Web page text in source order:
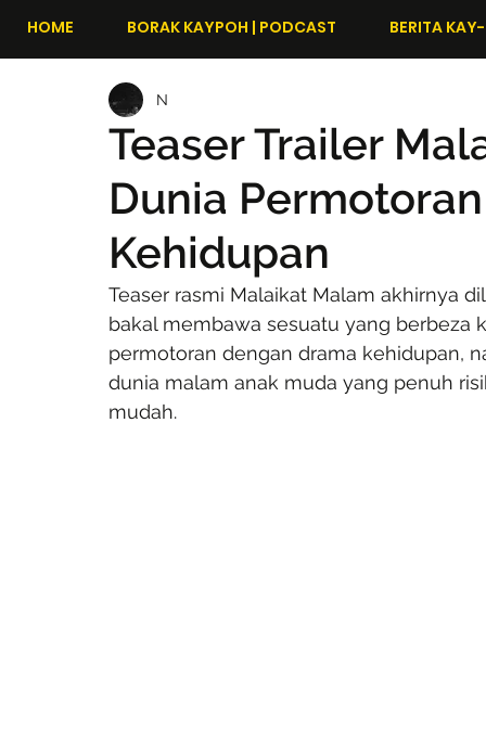
HOME BORAK KAYPOH | PODCAST BERITA
Teaser Trailer
Dunia
Kehidupan
N
Teaser rasmi Malaikat Malam akhirnya
bakal membawa sesuatu yang
permotoran dengan drama kehidupan,
dunia malam anak muda yang penuh
mudah.